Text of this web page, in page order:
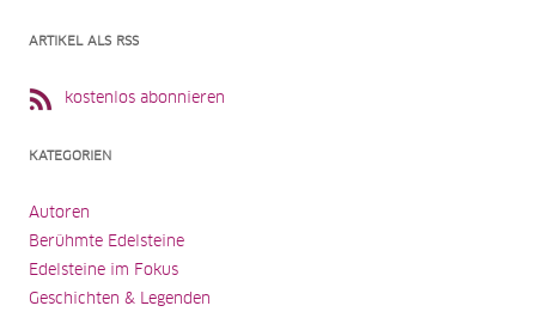
ARTIKEL ALS RSS
kostenlos abonnieren
KATEGORIEN
Autoren
Berühmte Edelsteine
Edelsteine im Fokus
Geschichten & Legenden